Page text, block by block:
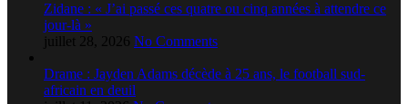
Zidane : « J’ai passé ces quatre ou cinq années à attendre ce
jour-là »
juillet 28, 2026 No Comments
Drame : Jayden Adams décède à 25 ans, le football sud-
africain en deuil